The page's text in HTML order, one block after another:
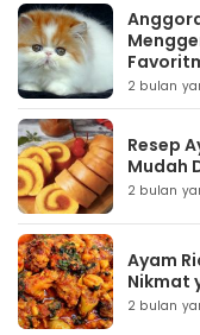
2 bulan
Resep
Mudah
2 bulan
Ayam
Nikmat
2 bulan